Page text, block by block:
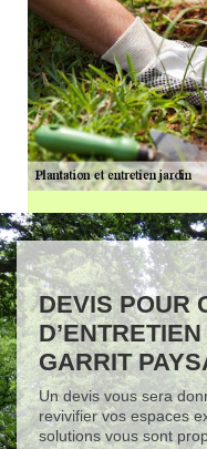
DEVIS POUR
GARRIT
Un devis vous sera
revivifier vos espaces
solutions vous sont